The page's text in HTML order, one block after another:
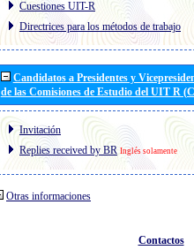
Cuestiones UIT-R
Directrices para los métodos de trabajo
Candidatos a Presidentes y
de las Comisiones de Estudio del UIT R
Invitación
Replies received by BR Inglés solamente
Otras informaciones
Contactos